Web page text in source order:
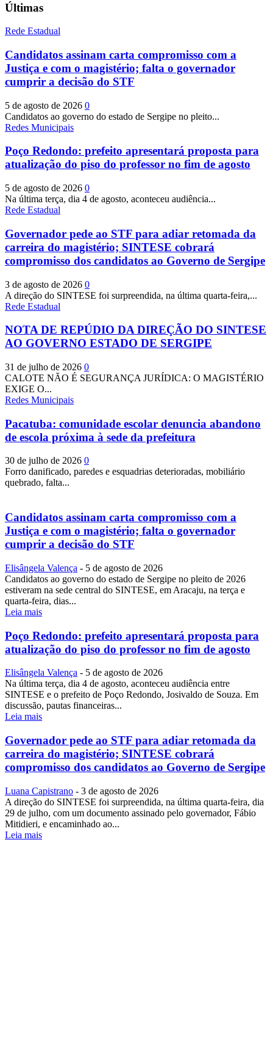
Últimas
Rede Estadual
Candidatos assinam carta compromisso com a
Justiça e com o magistério; falta o governador
cumprir a decisão do STF
5 de agosto de 2026 0
Candidatos ao governo do estado de Sergipe no pleito...
Redes Municipais
Poço Redondo: prefeito apresentará proposta para
atualização do piso do professor no fim de agosto
5 de agosto de 2026 0
Na última terça, dia 4 de agosto, aconteceu audiência...
Rede Estadual
Governador pede ao STF para adiar retomada da
carreira do magistério; SINTESE cobrará
compromisso dos candidatos ao Governo de Sergipe
3 de agosto de 2026 0
A direção do SINTESE foi surpreendida, na última quarta-feira,...
Rede Estadual
NOTA DE REPÚDIO DA DIREÇÃO DO SINTESE
AO GOVERNO ESTADO DE SERGIPE
31 de julho de 2026 0
CALOTE NÃO É SEGURANÇA JURÍDICA: O MAGISTÉRIO
EXIGE O...
Redes Municipais
Pacatuba: comunidade escolar denuncia abandono
de escola próxima à sede da prefeitura
30 de julho de 2026 0
Forro danificado, paredes e esquadrias deterioradas, mobiliário
quebrado, falta...
Candidatos assinam carta compromisso com a
Justiça e com o magistério; falta o governador
cumprir a decisão do STF
Elisângela Valença - 5 de agosto de 2026
Candidatos ao governo do estado de Sergipe no pleito de 2026
estiveram na sede central do SINTESE, em Aracaju, na terça e
quarta-feira, dias...
Leia mais
Poço Redondo: prefeito apresentará proposta para
atualização do piso do professor no fim de agosto
Elisângela Valença - 5 de agosto de 2026
Na última terça, dia 4 de agosto, aconteceu audiência entre
SINTESE e o prefeito de Poço Redondo, Josivaldo de Souza. Em
discussão, pautas financeiras...
Leia mais
Governador pede ao STF para adiar retomada da
carreira do magistério; SINTESE cobrará
compromisso dos candidatos ao Governo de Sergipe
Luana Capistrano - 3 de agosto de 2026
A direção do SINTESE foi surpreendida, na última quarta-feira, dia
29 de julho, com um documento assinado pelo governador, Fábio
Mitidieri, e encaminhado ao...
Leia mais